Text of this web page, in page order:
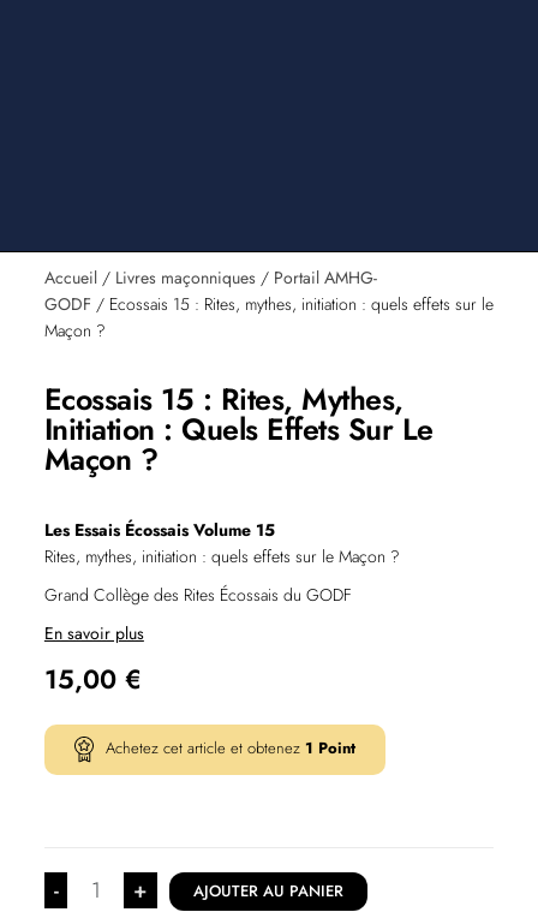
Accueil/ Livres maçonniques/ Portail AMHG-
GODF / Ecossais 15 : Rites, mythes, initiation : quels effets sur le
Maçon ?
Ecossais 15 : Rites, Mythes,
Initiation : Quels Effets Sur Le
Maçon ?
Les Essais Écossais Volume 15
Rites, mythes, initiation : quels effets sur le Maçon ?
Grand Collège des Rites Écossais du GODF
En savoir plus
15,00 €
Achetez cet article et obtenez 1 Point
- + AJOUTER AU PANIER